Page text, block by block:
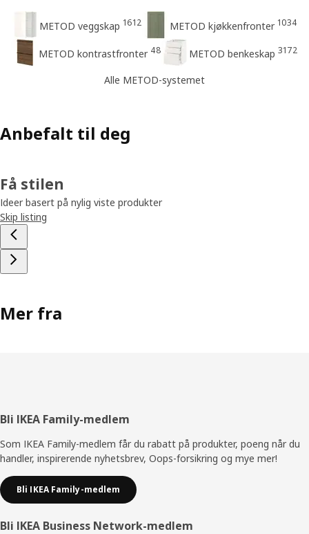
METOD veggskap 1612 METOD kjøkkenfronter 1034
METOD kontrastfronter 48 METOD benkeskap 3172
Alle METOD-systemet
Anbefalt til deg
Få stilen
Ideer basert på nylig viste produkter
Skip listing
Mer fra
Bunntekst
Bli IKEA Family-medlem
Som IKEA Family-medlem får du rabatt på produkter, poeng når du
handler, inspirerende nyhetsbrev, Oops-forsikring og mye mer!
Bli IKEA Family-medlem
Bli IKEA Business Network-medlem